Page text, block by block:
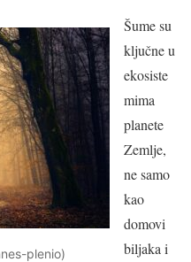
plenio)
Šume su
ključne u
ekosiste
mima
planete
Zemlje,
ne samo
kao
domovi
biljaka i